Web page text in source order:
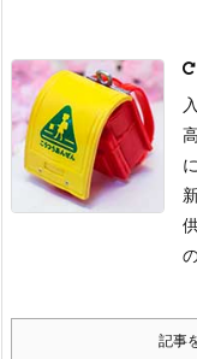
記事